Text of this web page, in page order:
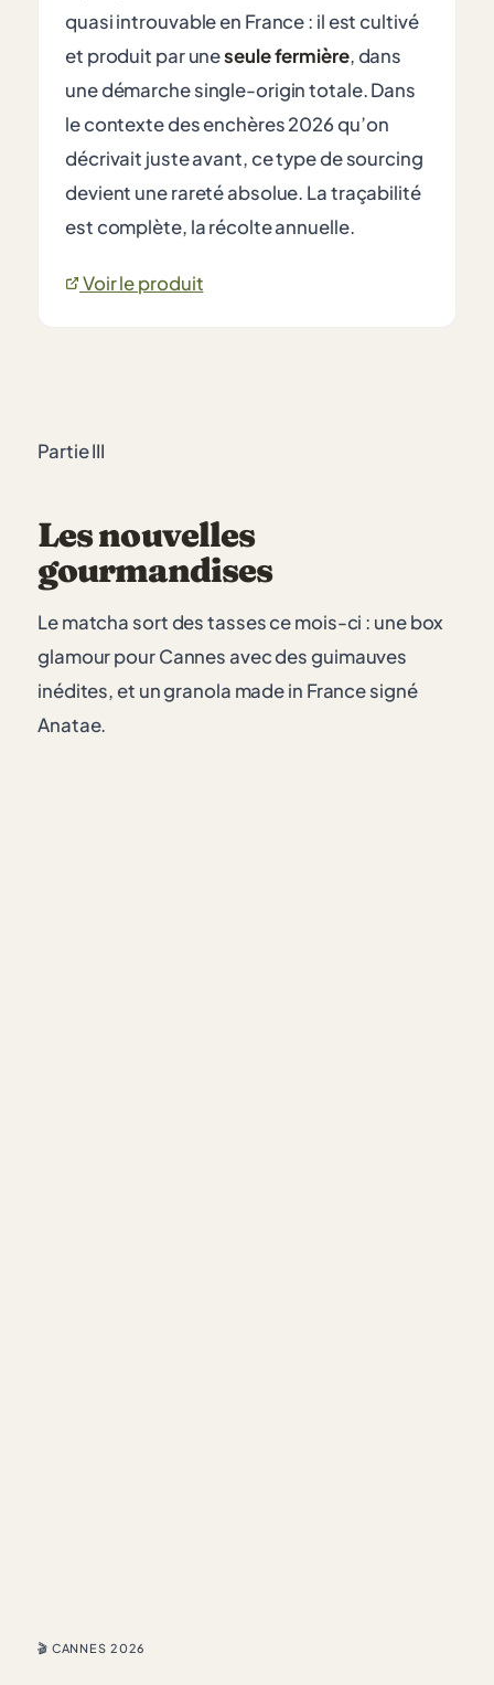
quasi introuvable en France : il est cultivé
et produit par uneseule fermière, dans
une démarche single-origin totale. Dans
le contexte des enchères 2026 qu’on
décrivait juste avant, ce type de sourcing
devient une rareté absolue. La traçabilité
est complète, la récolte annuelle.
Voir le produit
Partie III
Les nouvelles
gourmandises
Le matcha sort des tasses ce mois-ci : une box
glamour pour Cannes avec des guimauves
inédites, et un granola made in France signé
Anatae.
🎬 CANNES 2026